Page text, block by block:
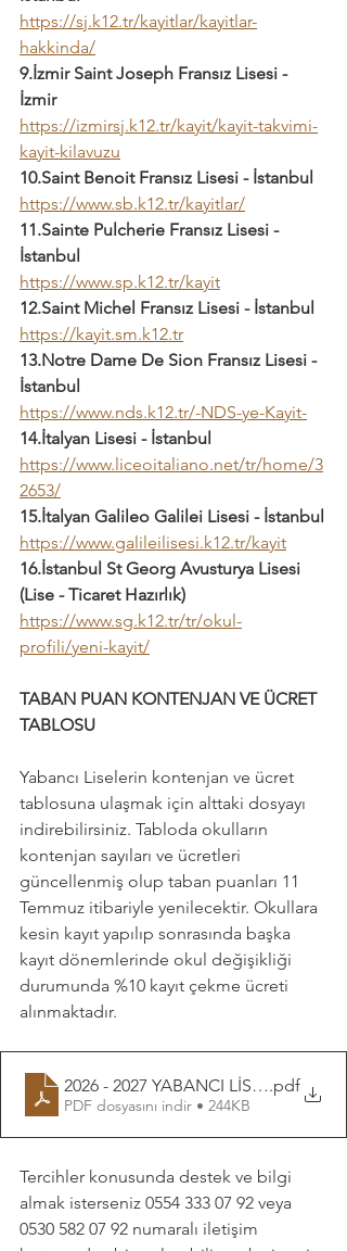
https://sj.k12.tr/kayitlar/kayitlar-
hakkinda/
9.İzmir Saint Joseph Fransız Lisesi -
İzmir
https://izmirsj.k12.tr/kayit/kayit-takvimi-
kayit-kilavuzu
10.Saint Benoit Fransız Lisesi - İstanbul
https://www.sb.k12.tr/kayitlar/
11.Sainte Pulcherie Fransız Lisesi -
İstanbul
https://www.sp.k12.tr/kayit
12.Saint Michel Fransız Lisesi - İstanbul
https://kayit.sm.k12.tr
13.Notre Dame De Sion Fransız Lisesi -
İstanbul
https://www.nds.k12.tr/-NDS-ye-Kayit-
14.İtalyan Lisesi - İstanbul
https://www.liceoitaliano.net/tr/home/3
2653/
15.İtalyan Galileo Galilei Lisesi - İstanbul
https://www.galileilisesi.k12.tr/kayit
16.İstanbul St Georg Avusturya Lisesi
(Lise - Ticaret Hazırlık)
https://www.sg.k12.tr/tr/okul-
profili/yeni-kayit/
TABAN PUAN KONTENJAN VE ÜCRET
TABLOSU
Yabancı Liselerin kontenjan ve ücret
tablosuna ulaşmak için alttaki dosyayı
indirebilirsiniz. Tabloda okulların
kontenjan sayıları ve ücretleri
güncellenmiş olup taban puanları 11
Temmuz itibariyle yenilecektir. Okullara
kesin kayıt yapılıp sonrasında başka
kayıt dönemlerinde okul değişikliği
durumunda %10 kayıt çekme ücreti
alınmaktadır.
2026 - 2027 YABANCI LİSELER
.pdf
PDF dosyasını indir • 244KB
Tercihler konusunda destek ve bilgi
almak isterseniz 0554 333 07 92 veya
0530 582 07 92 numaralı iletişim